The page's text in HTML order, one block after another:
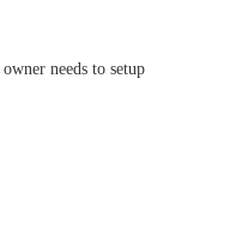
needs to setup